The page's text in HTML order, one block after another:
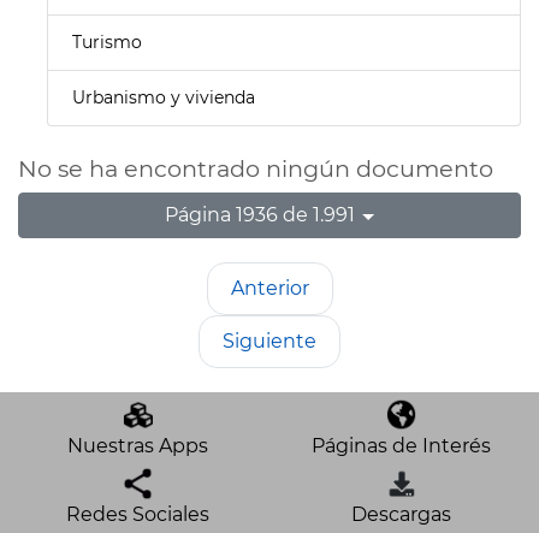
Turismo
Urbanismo y vivienda
No se ha encontrado ningún documento
Página 1936 de 1.991
Anterior
Siguiente
Nuestras Apps Páginas de Interés
Redes Sociales Descargas